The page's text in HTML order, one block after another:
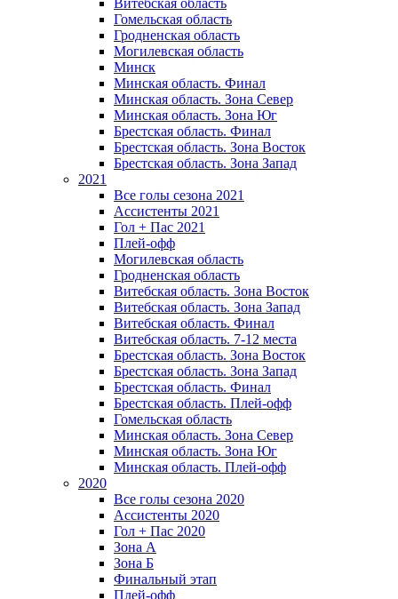
Витебская область
Гомельская область
Гродненская область
Могилевская область
Минск
Mинская область. Финал
Минская область. Зона Север
Минская область. Зона Юг
Брестская область. Финал
Брестская область. Зона Восток
Брестская область. Зона Запад
2021
Все голы сезона 2021
Ассистенты 2021
Гол + Пас 2021
Плей-офф
Могилевская область
Гродненская область
Витебская область. Зона Восток
Витебская область. Зона Запад
Витебская область. Финал
Витебская область. 7-12 места
Брестская область. Зона Восток
Брестская область. Зона Запад
Брестская область. Финал
Брестская область. Плей-офф
Гомельская область
Минская область. Зона Север
Минская область. Зона Юг
Минская область. Плей-офф
2020
Все голы сезона 2020
Ассистенты 2020
Гол + Пас 2020
Зона А
Зона Б
Финальный этап
Плей-офф